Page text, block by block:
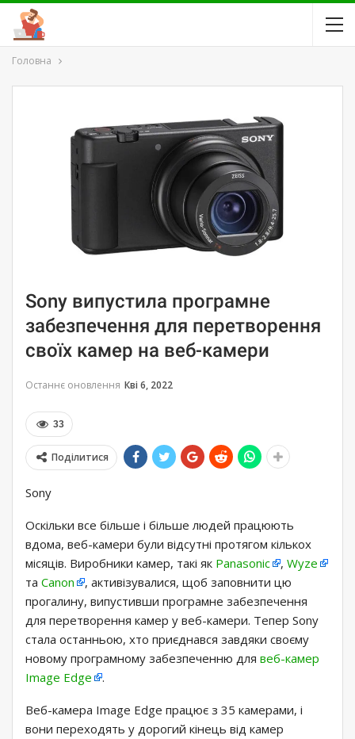
Головна
Sony випустила програмне
забезпечення для перетворення
своїх камер на веб-камери
Останнє оновлення Кві 6, 2022
33
Поділитися
Sony
Оскільки все більше і більше людей працюють
вдома, веб-камери були відсутні протягом кількох
місяців. Виробники камер, такі як Panasonic , Wyze
та Canon
, активізувалися, щоб заповнити цю
прогалину, випустивши програмне забезпечення
для перетворення камер у веб-камери. Тепер Sony
стала останньою, хто приєднався завдяки своєму
новому програмному забезпеченню для веб-камер
Image Edge
.
Веб-камера Image Edge працює з 35 камерами, і
вони переходять у дорогий кінець від камер